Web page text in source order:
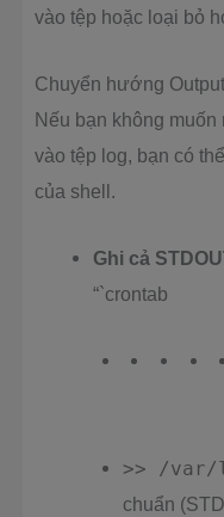
vào tệp hoặc loại bỏ
Chuyển hướng Output
Nếu bạn không
vào tệp log, bạn có
của shell.
Ghi cả
“`crontab
>> /
chuẩn